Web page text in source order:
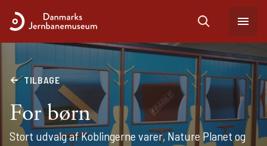
TILBAGE
For børn
Stort udvalg af Koblingerne varer, Nature Planet og